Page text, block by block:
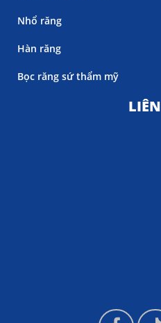
Nhổ răng
Hàn răng
Bọc răng sứ thẩm mỹ